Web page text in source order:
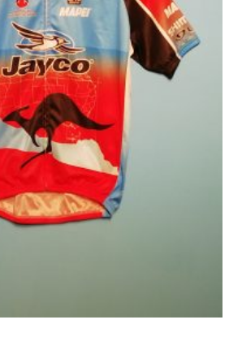
la
page
du
produit